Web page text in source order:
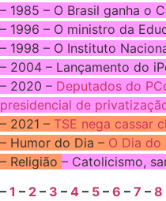
– 1985 – O Brasil ganha o
– 1996 – O ministro da
– 1998 – O Instituto
– 2004 – Lançamento do
– 2020 – Deputados do
presidencial de
– 2021 – TSE nega cassar
– Humor do Dia – O Dia do
– Religião – Catolicismo,
– 1 – 2 – 3 – 4 – 5 – 6 – 7 – 8